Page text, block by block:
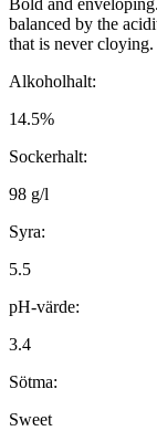
Bold and
balanced by the
that is never cloying.
Alkoholhalt:
14.5%
Sockerhalt:
98 g/l
Syra:
5.5
pH-värde:
3.4
Sötma:
Sweet